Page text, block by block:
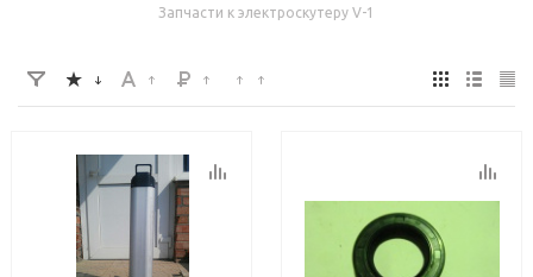
Запчасти к электроскутеру V-1